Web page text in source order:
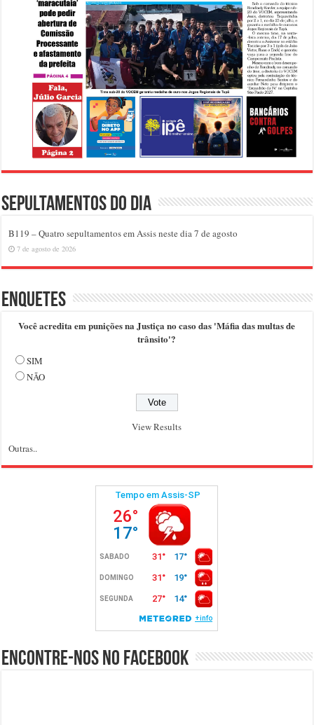
Sepultamentos do dia
B119 – Quatro sepultamentos em Assis neste dia 7 de agosto
7 de agosto de 2026
Enquetes
Você acredita em punições na Justiça no caso das 'Máfia das multas de
trânsito'?
SIM
NÃO
View Results
Outras..
Encontre-nos no Facebook